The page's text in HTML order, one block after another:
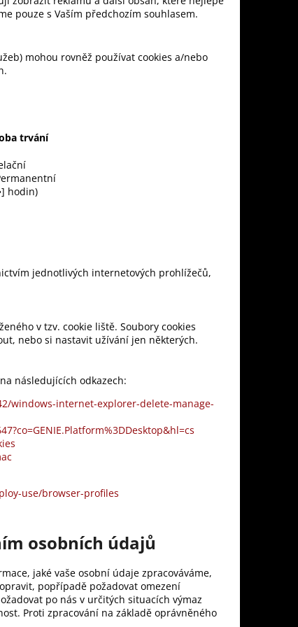
pouze s Vaším předchozím souhlasem.
mohou rovněž používat cookies a/nebo
trvání
hodin)
jednotlivých internetových prohlížečů,
v tzv. cookie liště. Soubory cookies
nebo si nastavit užívání jen některých.
následujících odkazech:
windows-internet-explorer-delete-manage-
use/browser-profiles
osobních údajů
jaké vaše osobní údaje zpracováváme,
popřípadě požadovat omezení
po nás v určitých situacích výmaz
Proti zpracování na základě oprávněného